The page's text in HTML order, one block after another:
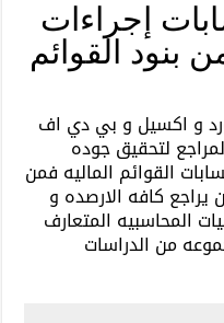
إجراءات
بنود القوائم
و اكسيل و بي دي اف
لتحقيق جوده
القوائم الماليه فمن
يراجع كافه الارصده و
المحاسبيه المتعارف
من الدراسات